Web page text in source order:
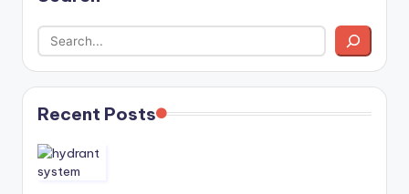
Recent Posts